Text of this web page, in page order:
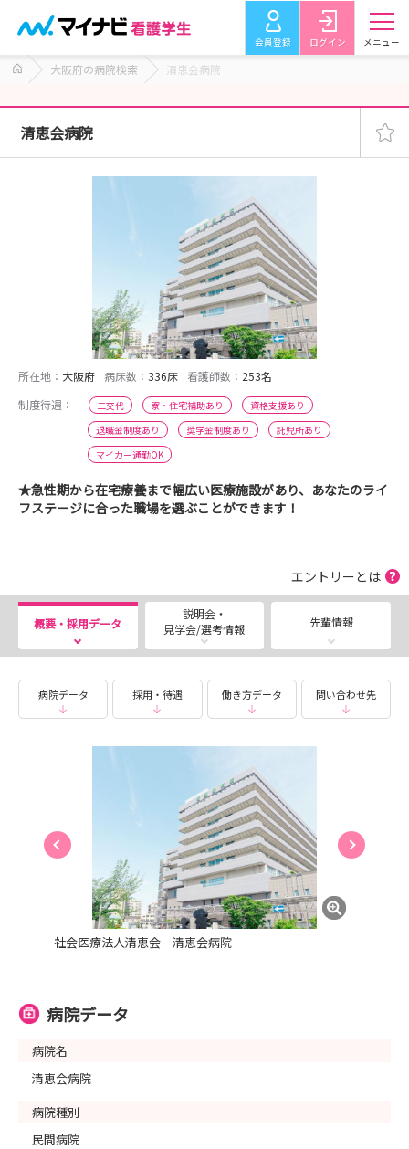
会員登録 ログイン メニュー
大阪府の病院検索 清恵会病院
清恵会病院
所在地： 大阪府 病床数： 336床 看護師数： 253名
制度待遇：
二交代 寮・住宅補助あり
資格支援あり
退職金制度あり
奨学金制度あり
託児所あり
マイカー通勤OK
★急性期から在宅療養まで幅広い医療施設があり、あなたのライ
フステージに合った職場を選ぶことができます！
エントリーとは
概要・採用データ
説明会・
見学会/選考情報
先輩情報
病院データ 採用・待遇 働き方データ 問い合わせ先
社会医療法人清恵会 清恵会病院
病院データ
病院名
清恵会病院
病院種別
民間病院